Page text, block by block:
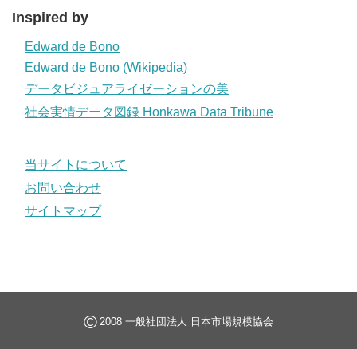
Inspired by
Edward de Bono
Edward de Bono (Wikipedia)
データビジュアライゼーションの美
社会実情データ図録 Honkawa Data Tribune
当サイトについて
お問い合わせ
サイトマップ
© 2008 一般社団法人 日本市場規模協会